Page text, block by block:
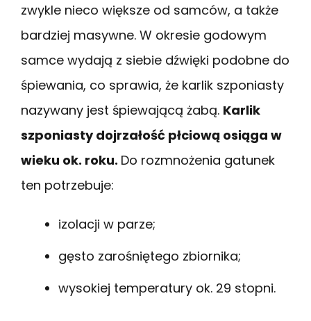
zwykle nieco większe od samców, a także
bardziej masywne. W okresie godowym
samce wydają z siebie dźwięki podobne do
śpiewania, co sprawia, że karlik szponiasty
nazywany jest śpiewającą żabą. Karlik
szponiasty dojrzałość płciową osiąga w
wieku ok. roku. Do rozmnożenia gatunek
ten potrzebuje:
izolacji w parze;
gęsto zarośniętego zbiornika;
wysokiej temperatury ok. 29 stopni.